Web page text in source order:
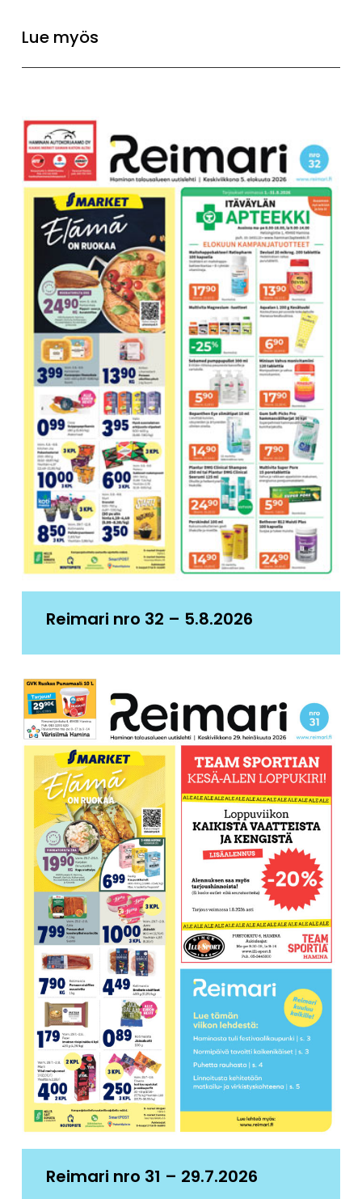
Lue myös
Reimari nro 32 – 5.8.2026
Reimari nro 31 – 29.7.2026